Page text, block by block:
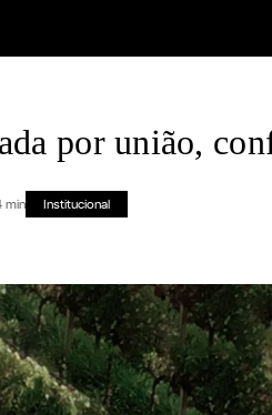
Bentec pelo Mundo
Salarial
por união,
min Institucional